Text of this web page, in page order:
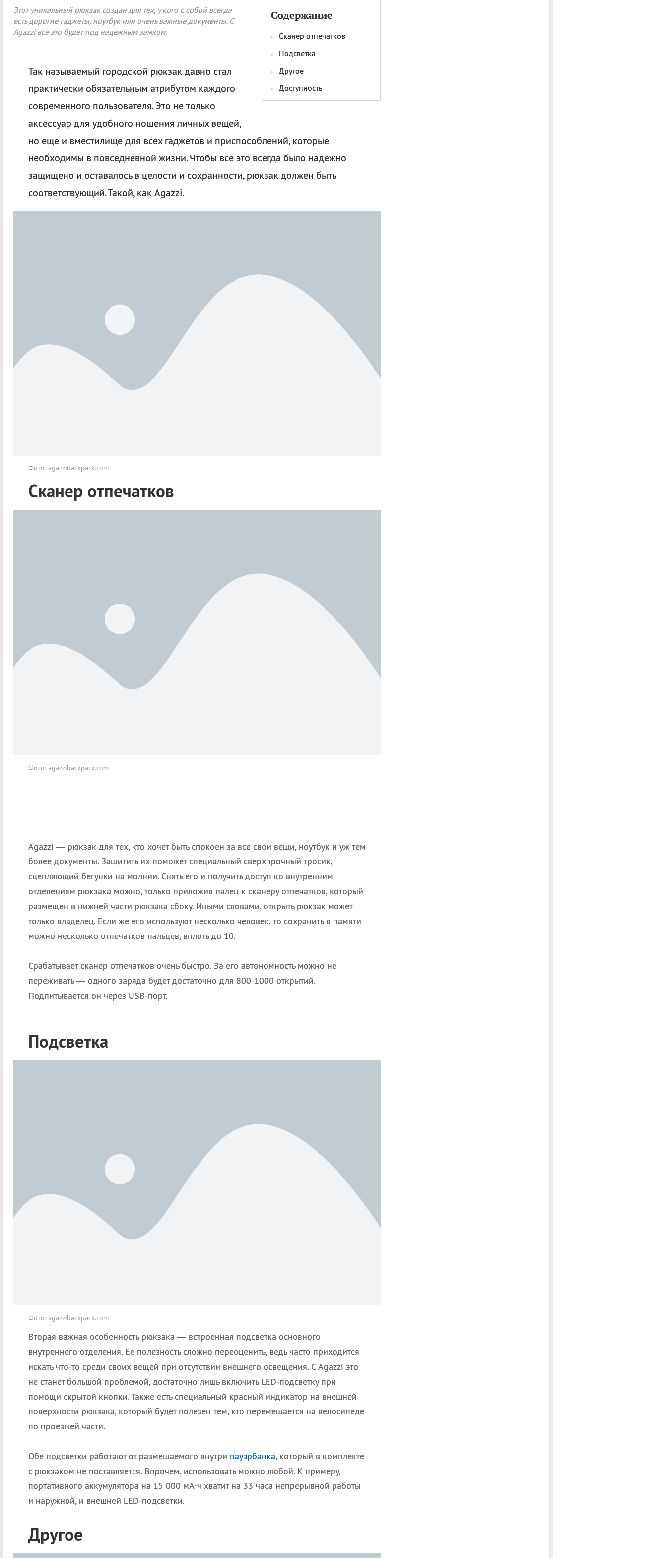
Содержание
Сканер отпечатков
Подсветка
Другое
Доступность
Этот уникальный рюкзак создан для тех, у кого с собой всегда
есть дорогие гаджеты, ноутбук или очень важные документы. С
Agazzi все это будет под надежным замком.
Так называемый городской рюкзак давно стал
практически обязательным атрибутом каждого
современного пользователя. Это не только
аксессуар для удобного ношения личных вещей,
но еще и вместилище для всех гаджетов и приспособлений, которые
необходимы в повседневной жизни. Чтобы все это всегда было надежно
защищено и оставалось в целости и сохранности, рюкзак должен быть
соответствующий. Такой, какAgazzi.
Фото: agazzibackpack.com
Сканер отпечатков
Фото: agazzibackpack.com
Agazzi — рюкзак для тех, кто хочет быть спокоен за все свои вещи, ноутбук и уж тем
более документы. Защитить их поможет специальный сверхпрочный тросик,
сцепляющий бегунки на молнии. Снять его и получить доступ ко внутренним
отделениям рюкзака можно, только приложив палец к сканеру отпечатков, который
размещен в нижней части рюкзака сбоку. Иными словами, открыть рюкзак может
только владелец. Если же его используют несколько человек, то сохранить в памяти
можно несколько отпечатков пальцев, вплоть до 10.
Срабатывает сканер отпечатков очень быстро. За его автономность можно не
переживать — одного заряда будет достаточно для 800-1000 открытий.
Подпитывается он через USB-порт.
Подсветка
Фото: agazzibackpack.com
Вторая важная особенность рюкзака — встроенная подсветка основного
внутреннего отделения. Ее полезность сложно переоценить, ведь часто приходится
искать что-то среди своих вещей при отсутствии внешнего освещения. С Agazzi это
не станет большой проблемой, достаточно лишь включить LED-подсветку при
помощи скрытой кнопки. Также есть специальный красный индикатор на внешней
поверхности рюкзака, который будет полезен тем, кто перемещается на велосипеде
по проезжей части.
Обе подсветки работают от размещаемого внутри пауэрбанка, который в комплекте
с рюкзаком не поставляется. Впрочем, использовать можно любой. К примеру,
портативного аккумулятора на 15 000 мА·ч хватит на 33 часа непрерывной работы
и наружной, и внешней LED-подсветки.
Другое